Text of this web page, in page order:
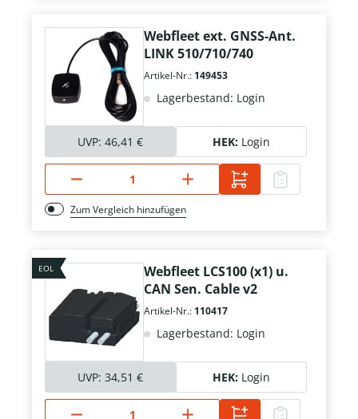
Webfleet ext. GNSS-Ant.
LINK 510/710/740
Artikel-Nr.: 149453
Lagerbestand: Login
UVP: 46,41 € HEK: Login
Zum Vergleich hinzufügen
EOL
Webfleet LCS100 (x1) u.
CAN Sen. Cable v2
Artikel-Nr.: 110417
Lagerbestand: Login
UVP: 34,51 € HEK: Login